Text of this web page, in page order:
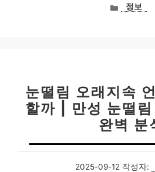
카정보
눈떨림 오래지속
할까 | 만성 눈떨
완벽 분
2025-09-12 작성자: